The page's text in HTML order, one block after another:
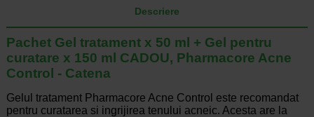
Descriere
Pachet Gel tratament x 50 ml + Gel pentru
curatare x 150 ml CADOU, Pharmacore Acne
Control - Catena
Gelul tratament Pharmacore Acne Control este recomandat
pentru curatarea si ingrijirea tenului acneic. Acesta are la